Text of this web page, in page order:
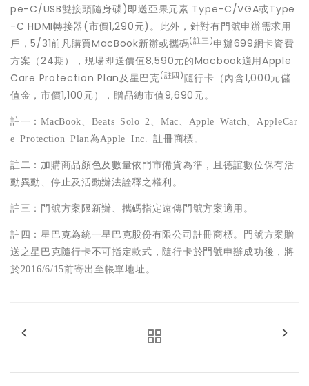
pe-C/USB雙接頭隨身碟)即送亞果元素 Type-C/VGA或Type
-C HDMI轉接器(市價1,290元)。此外，針對有門號申辦需求用
戶，5/31前凡購買MacBook新辦或攜碼(註三)申辦699網卡資費
方案（24期），現場即送價值8,590元的Macbook適用Apple
Care Protection Plan及星巴克(註四)隨行卡（內含1,000元儲
值金，市價1,100元），贈品總市值9,690元。
註一：MacBook 、Beats Solo 2、 Mac 、Apple Watch、 AppleCar
e Protection Plan 為Apple Inc. 註冊商標。
註二：加購商品顏色及數量依門市備貨為準，且德誼數位保有活
動異動、停止及活動辦法詮釋之權利 。
註三：門號方案限新辦、攜碼指定遠傳門號方案適用。
註四：星巴克為統一星巴克股份有限公司註冊商標。門號方案贈
送之星巴克隨行卡不可指定款式，隨行卡於門號申辦成功後，將
於2016/6/15前寄出至帳單地址 。